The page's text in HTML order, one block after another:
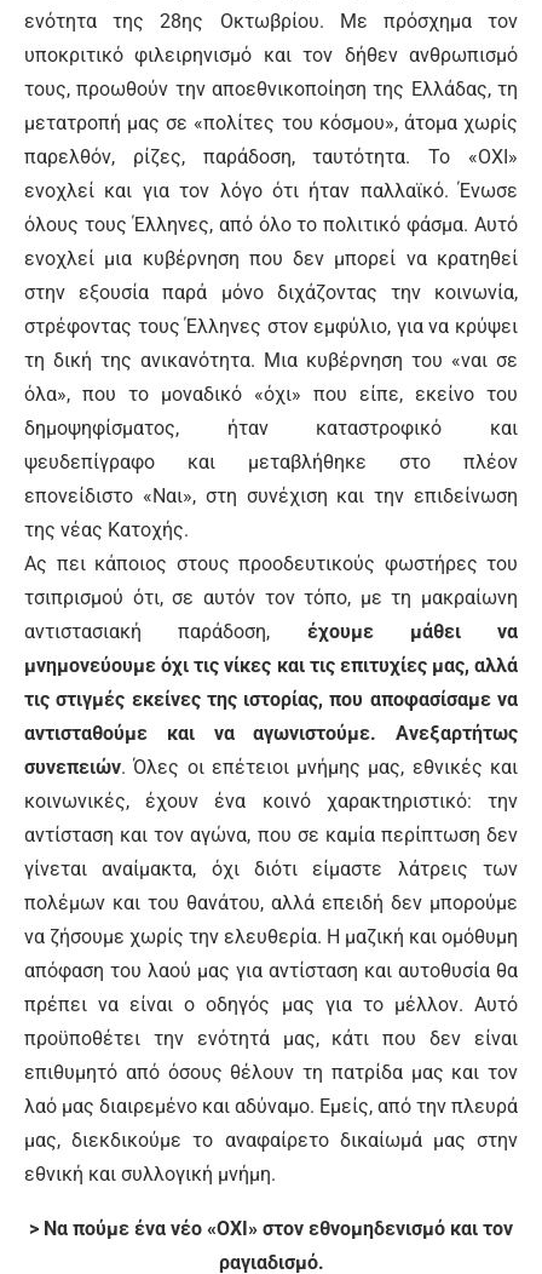
ενότητα της 28ης Οκτωβρίου. Με πρόσχημα τον
υποκριτικό φιλειρηνισμό και τον δήθεν ανθρωπισμό
τους, προωθούν την αποεθνικοποίηση της Ελλάδας, τη
μετατροπή μας σε «πολίτες του κόσμου», άτομα χωρίς
παρελθόν, ρίζες, παράδοση, ταυτότητα. Το «ΟΧΙ»
ενοχλεί και για τον λόγο ότι ήταν παλλαϊκό. Ένωσε
όλους τους Έλληνες, από όλο το πολιτικό φάσμα. Αυτό
ενοχλεί μια κυβέρνηση που δεν μπορεί να κρατηθεί
στην εξουσία παρά μόνο διχάζοντας την κοινωνία,
στρέφοντας τους Έλληνες στον εμφύλιο, για να κρύψει
τη δική της ανικανότητα. Μια κυβέρνηση του «ναι σε
όλα», που το μοναδικό «όχι» που είπε, εκείνο του
δημοψηφίσματος, ήταν καταστροφικό και
ψευδεπίγραφο και μεταβλήθηκε στο πλέον
επονείδιστο «Ναι», στη συνέχιση και την επιδείνωση
της νέας Κατοχής.
Ας πει κάποιος στους προοδευτικούς φωστήρες του
τσιπρισμού ότι, σε αυτόν τον τόπο, με τη μακραίωνη
αντιστασιακή παράδοση, έχουμε μάθει να
μνημονεύουμε όχι τις νίκες και τις επιτυχίες μας, αλλά
τις στιγμές εκείνες της ιστορίας, που αποφασίσαμε να
αντισταθούμε και να αγωνιστούμε. Ανεξαρτήτως
συνεπειών. Όλες οι επέτειοι μνήμης μας, εθνικές και
κοινωνικές, έχουν ένα κοινό χαρακτηριστικό: την
αντίσταση και τον αγώνα, που σε καμία περίπτωση δεν
γίνεται αναίμακτα, όχι διότι είμαστε λάτρεις των
πολέμων και του θανάτου, αλλά επειδή δεν μπορούμε
να ζήσουμε χωρίς την ελευθερία. Η μαζική και ομόθυμη
απόφαση του λαού μας για αντίσταση και αυτοθυσία θα
πρέπει να είναι ο οδηγός μας για το μέλλον. Αυτό
προϋποθέτει την ενότητά μας, κάτι που δεν είναι
επιθυμητό από όσους θέλουν τη πατρίδα μας και τον
λαό μας διαιρεμένο και αδύναμο. Εμείς, από την πλευρά
μας, διεκδικούμε το αναφαίρετο δικαίωμά μας στην
εθνική και συλλογική μνήμη.
> Να πούμε ένα νέο «ΟΧΙ» στον εθνομηδενισμό και τον
ραγιαδισμό.